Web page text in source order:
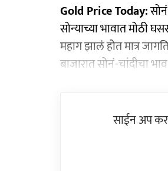
Gold Price Today:
सोन्याच्या भावात मोठी
महाग झालं होत मात्र
बाजारात सोनं-चांदीचा
साईन अप